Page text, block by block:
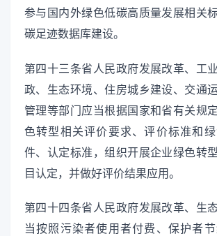
参与国内外绿色低碳高质量发展相关
碳足迹数据库建设。
第四十三条省人民政府发展改革、工
政、生态环境、住房城乡建设、交通
管理等部门应当根据国家和省有关规
色转型相关评价要求、评价标准和
件、认定标准，组织开展企业绿色转
目认定，并做好评价结果应用。
第四十四条省人民政府发展改革、生
当按照污染者使用者付费、保护者